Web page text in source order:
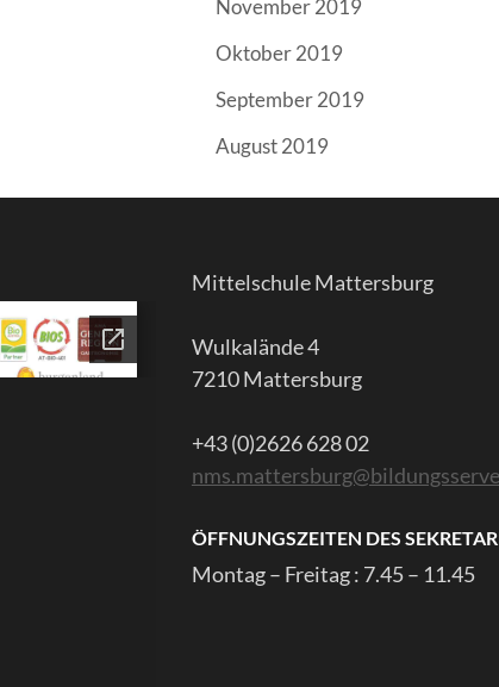
November 2019
Oktober 2019
September 2019
August 2019
Mittelschule Mattersburg
Wulkalände 4
7210 Mattersburg
+43 (0)2626 628 02
ÖFFNUNGSZEITEN DES
Montag – Freitag : 7.45 – 11.45